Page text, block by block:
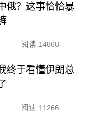
俄？这事恰恰暴
阅读 14868
终于看懂伊朗总
阅读 11266